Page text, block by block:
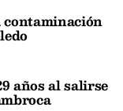
contaminación
años al salirse